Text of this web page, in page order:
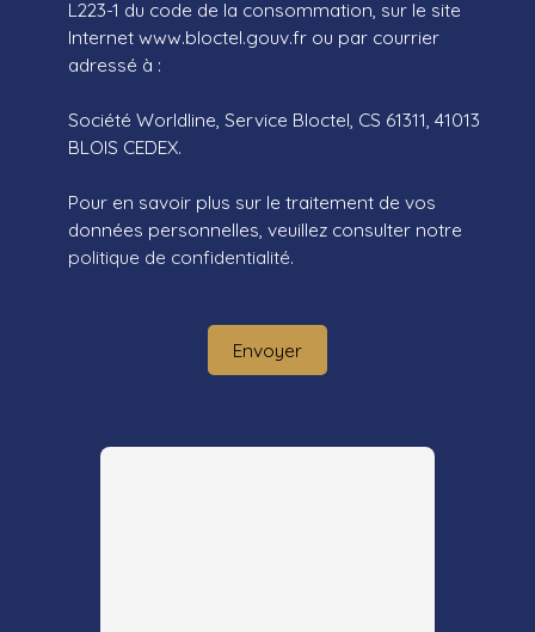
L223-1 du code de la consommation, sur le site
Internet www.bloctel.gouv.fr ou par courrier
adressé à :
Société Worldline, Service Bloctel, CS 61311, 41013
BLOIS CEDEX.
Pour en savoir plus sur le traitement de vos
données personnelles, veuillez consulter notre
politique de confidentialité.
Envoyer